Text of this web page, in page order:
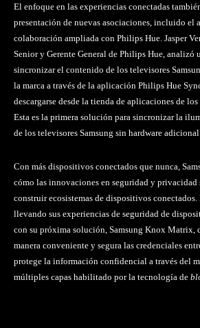
El enfoque en las experiencias conectadas
presentación de nuevas asociaciones, incluido el
colaboración ampliada con Philips Hue. Jasper
Senior y Gerente General de Philips Hue, analizó
sincronizar el contenido de los televisores
la marca a través de la aplicación Philips Hue
descargarse desde la tienda de aplicaciones de los
Esta es la primera solución para sincronizar la
de los televisores Samsung sin hardware adicional.
Con más dispositivos conectados que nunca,
cómo las innovaciones en seguridad y privacidad
construir ecosistemas de dispositivos conectados.
llevando sus experiencias de seguridad de
con su próxima solución, Samsung Knox Matrix,
manera conveniente y segura las credenciales
protege la información confidencial a través del
múltiples capas habilitado por la tecnología de